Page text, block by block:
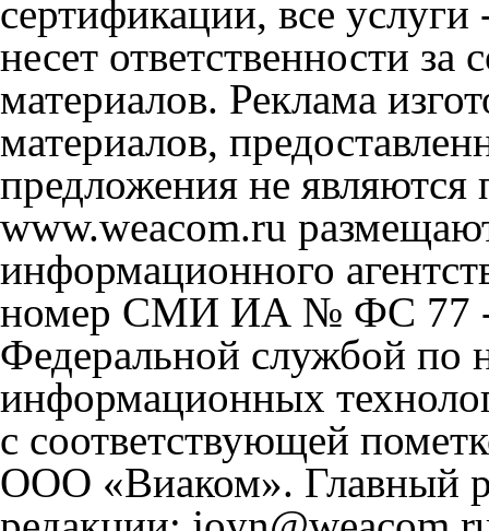
сертификации, все
несет ответственности
материалов. Реклама
материалов,
предложения не
www.weacom.ru
информационного
номер СМИ ИА № ФС 77 -
Федеральной службой по
информационных
с соответствующей
ООО «Виаком». Главный